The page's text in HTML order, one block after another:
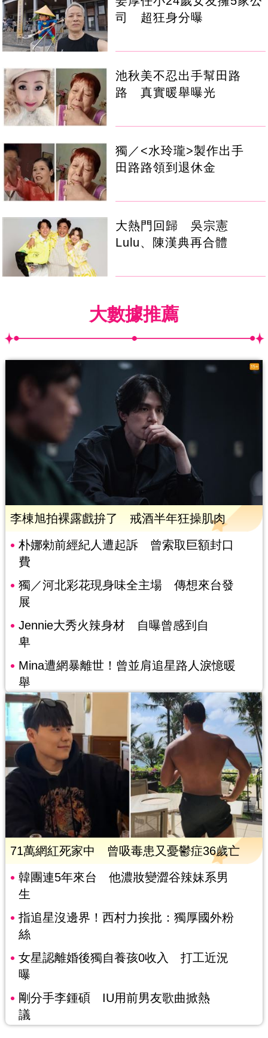
司 超狂身分曝
池秋美不忍出手幫田路
路 真實暖舉曝光
獨／<水玲瓏>製作出手
田路路領到退休金
大熱門回歸 吳宗憲
Lulu、陳漢典再合體
大數據推薦
李棟旭拍裸露戲拚了 戒酒半年狂操肌肉
朴娜勑前經紀人遭起訴 曾索取巨額封口
費
獨／河北彩花現身味全主場 傳想來台發
展
Jennie大秀火辣身材 自曝曾感到自
卑
Mina遭網暴離世！曾並肩追星路人淚憶暖
舉
71萬網紅死家中 曾吸毒患又憂鬱症36歲亡
韓團連5年來台 他濃妝變澀谷辣妹系男
生
指追星沒邊界！西村力挨批：獨厚國外粉
絲
女星認離婚後獨自養孩0收入 打工近況
曝
剛分手李鍾碩 IU用前男友歌曲掀熱
議